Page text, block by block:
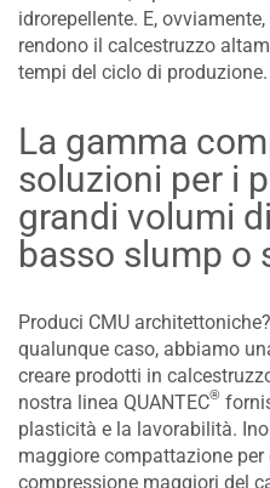
idrorepellente. E,
rendono il calcestruzzo
tempi del ciclo di produzione.
La gamma
soluzioni per i
grandi volumi
basso slump o
Produci CMU
qualunque caso, abbiamo
creare prodotti in
nostra linea QUANTEC®
plasticità e la lavorabilità.
maggiore compattazione
compressione maggiori del